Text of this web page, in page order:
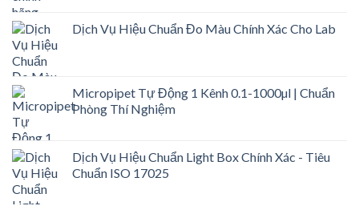
Dịch Vụ Hiệu Chuẩn Đo Màu Chính Xác Cho Lab
Micropipet Tự Động 1 Kênh 0.1-1000µl | Chuẩn
Phòng Thí Nghiệm
Dịch Vụ Hiệu Chuẩn Light Box Chính Xác - Tiêu
Chuẩn ISO 17025